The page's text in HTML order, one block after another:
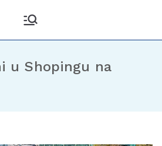
u Shopingu na